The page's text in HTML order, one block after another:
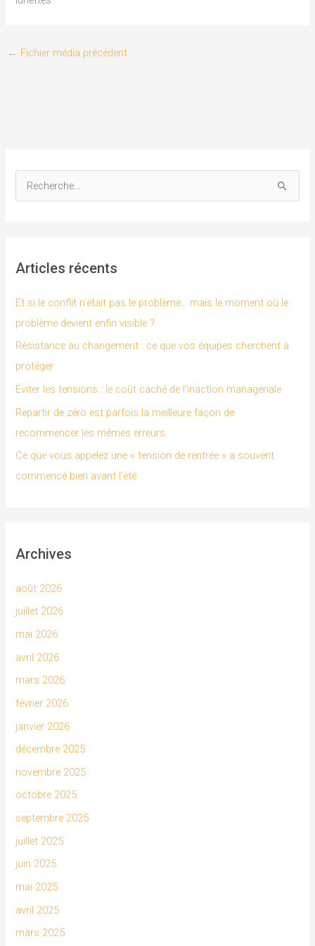
← Fichier média précédent
e
h
e
r
:
Articles récents
Et si le conflit n’était pas le problème… mais le moment où le
problème devient enfin visible ?
Résistance au changement : ce que vos équipes cherchent à
protéger
Éviter les tensions : le coût caché de l’inaction managériale
Repartir de zéro est parfois la meilleure façon de
recommencer les mêmes erreurs.
Ce que vous appelez une « tension de rentrée » a souvent
commencé bien avant l’été.
Archives
août 2026
juillet 2026
mai 2026
avril 2026
mars 2026
février 2026
janvier 2026
décembre 2025
novembre 2025
octobre 2025
septembre 2025
juillet 2025
juin 2025
mai 2025
avril 2025
mars 2025